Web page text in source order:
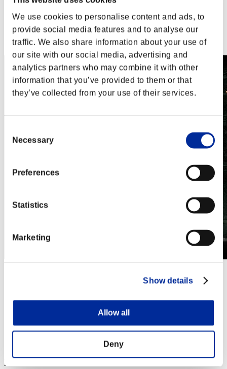
We use cookies to personalise content and ads, to
provide social media features and to analyse our
traffic. We also share information about your use of
our site with our social media, advertising and
analytics partners who may combine it with other
information that you’ve provided to them or that
they’ve collected from your use of their services.
Selection
Necessary
Preferences
Statistics
Marketing
Show details
Allow all
Deny
PlayStation®3
Xbox One®
Xbox 360®
Steam
Nintendo Switch™
2024.08.06 15:00 (JST) - 2024.08.12 15:00 (JST)
ダブルス
※ランキングは6時間毎の更新となります
RANKING